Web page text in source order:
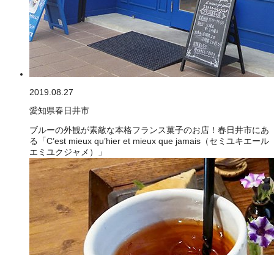
2019.08.27
愛知県春日井市
ブルーの外観が素敵な本格フランス菓子のお店！春日井市にあ
る「C’est mieux qu’hier et mieux que jamais（セミユキエール
エミユクジャメ）」